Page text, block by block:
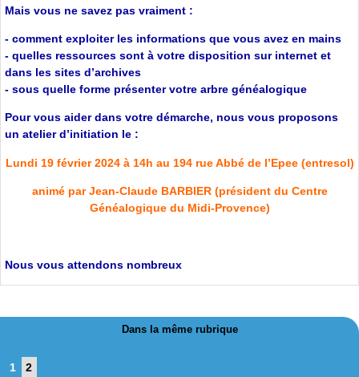
Mais vous ne savez pas vraiment :
- comment exploiter les informations que vous avez en mains
- quelles ressources sont à votre disposition sur internet et
dans les sites d’archives
- sous quelle forme présenter votre arbre généalogique
Pour vous aider dans votre démarche, nous vous proposons
un atelier d’initiation le :
Lundi 19 février 2024 à 14h au 194 rue Abbé de l’Epee (entresol)
animé par Jean-Claude BARBIER (président du Centre
Généalogique du Midi-Provence)
Nous vous attendons nombreux
Dans la même rubrique
1 2